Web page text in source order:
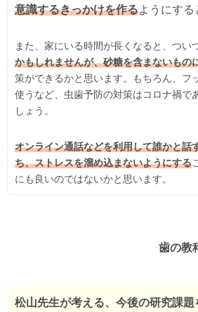
意識するきっかけを作るようにする
また、家にいる時間が長くなると、つい
かもしれませんが、砂糖を含まないもの
策ができるかと思います。もちろん、フ
使うなど、虫歯予防の対策はコロナ禍で
しょう。
オンライン通話などを利用して誰かと話
ち、ストレスを溜め込まないようにする
にも良いのではないかと思います。
歯の教
松山先生が考える、今後の研究課